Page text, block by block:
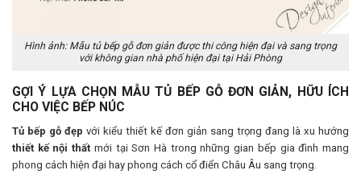
Hình ảnh: Mẫu tủ bếp gỗ đơn giản được thi công hiện đại và sang trọng
với không gian nhà phố hiện đại tại Hải Phòng
GỢI Ý LỰA CHỌN MẪU TỦ BẾP GỖ ĐƠN GIẢN, HỮU ÍCH
CHO VIỆC BẾP NÚC
Tủ bếp gỗ đẹp với kiểu thiết kế đơn giản sang trọng đang là xu hướng
thiết kế nội thất mới tại Sơn Hà trong những gian bếp gia đình mang
phong cách hiện đại hay phong cách cổ điển Châu Âu sang trọng.